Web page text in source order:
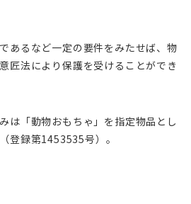
あるなど一定の要件をみたせば、物
匠法により保護を受けることができ
は「動物おもちゃ」を指定物品とし
登録第1453535号）。